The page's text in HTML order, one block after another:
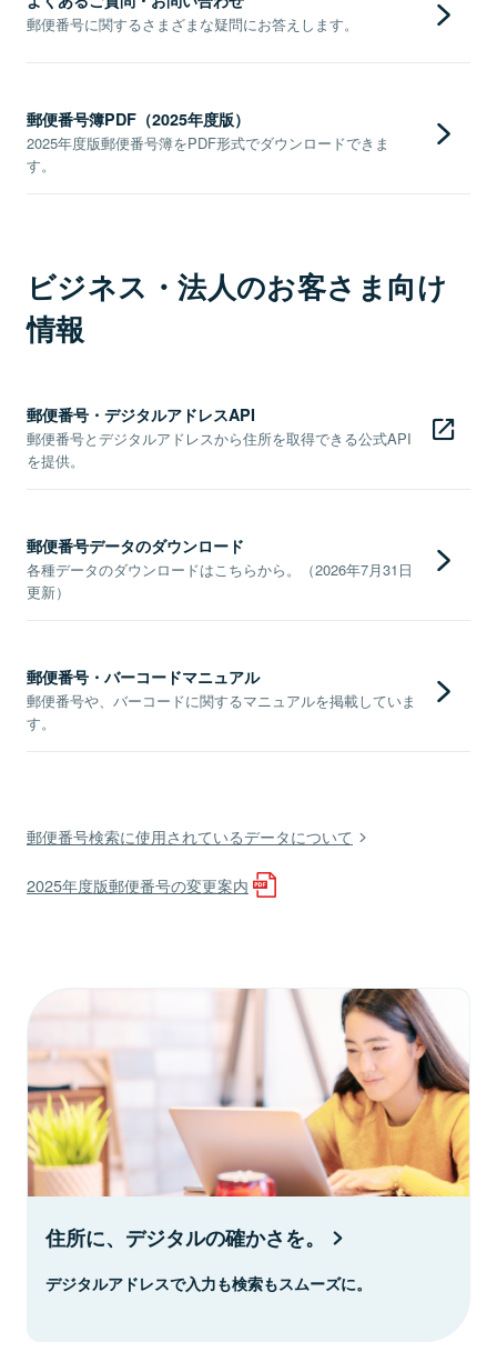
郵便番号に関するさまざまな疑問にお答えします。
郵便番号簿PDF（2025年度版）
2025年度版郵便番号簿をPDF形式でダウンロードできま
す。
ビジネス・法人のお客さま向け
情報
郵便番号・デジタルアドレスAPI
郵便番号とデジタルアドレスから住所を取得できる公式API
を提供。
郵便番号データのダウンロード
各種データのダウンロードはこちらから。（2026年7月31日
更新）
郵便番号・バーコードマニュアル
郵便番号や、バーコードに関するマニュアルを掲載していま
す。
郵便番号検索に使用されているデータについて
2025年度版郵便番号の変更案内
住所に、デジタルの確かさを。
デジタルアドレスで入力も検索もスムーズに。